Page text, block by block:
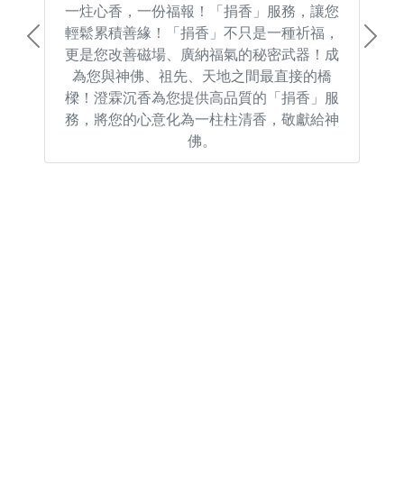
一炷心香，一份福報！「捐香」服務，讓您
輕鬆累積善緣！「捐香」不只是一種祈福，
更是您改善磁場、廣納福氣的秘密武器！成
為您與神佛、祖先、天地之間最直接的橋
樑！澄霖沉香為您提供高品質的「捐香」服
務，將您的心意化為一柱柱清香，敬獻給神
佛。
Previous Next